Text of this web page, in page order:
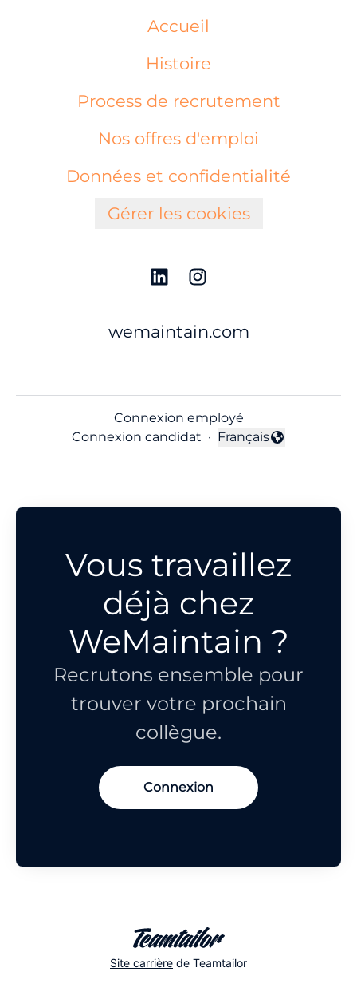
Accueil
Histoire
Process de recrutement
Nos offres d'emploi
Données et confidentialité
Gérer les cookies
wemaintain.com
Connexion employé
Connexion candidat ·
Changer la langue
Français
Vous travaillez
déjà chez
WeMaintain ?
Recrutons ensemble pour
trouver votre prochain
collègue.
Connexion
Site carrière de Teamtailor